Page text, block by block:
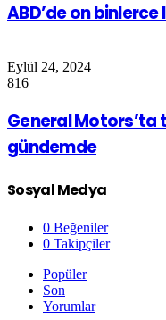
ABD’de on
Eylül 24, 2024
816
General Motors’ta
gündemde
Sosyal Medya
0 Beğeniler
0 Takipçiler
Popüler
Son
Yorumlar